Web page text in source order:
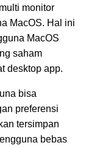
monitor
MacOS. Hal ini
MacOS
saham
desktop app.
bisa
preferensi
tersimpan
bebas